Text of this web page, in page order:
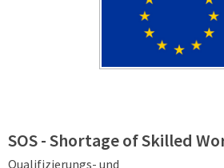
SOS - Shortage of Skilled
Qualifizierungs- und